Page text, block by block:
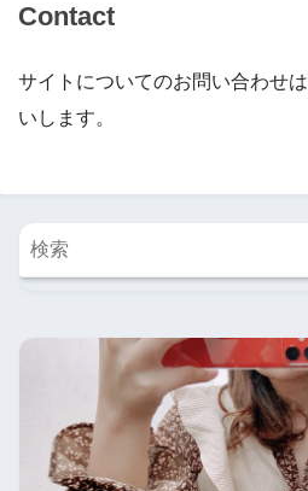
Contact
サイトについてのお問い合わせは
いします。